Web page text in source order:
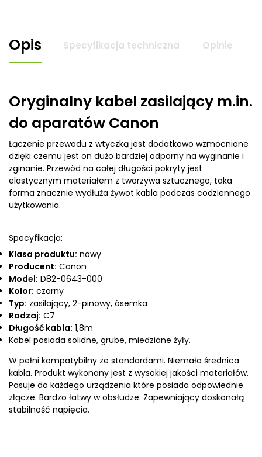
Opis Specyfikacja techniczna Opinie
Oryginalny kabel zasilający m.in.
do aparatów Canon
Łączenie przewodu z wtyczką jest dodatkowo wzmocnione
dzięki czemu jest on dużo bardziej odporny na wyginanie i
zginanie. Przewód na całej długości pokryty jest
elastycznym materiałem z tworzywa sztucznego, taka
forma znacznie wydłuża żywot kabla podczas codziennego
użytkowania.
Specyfikacja:
Klasa produktu: nowy
Producent: Canon
Model: D82-0643-000
Kolor: czarny
Typ: zasilający, 2-pinowy, ósemka
Rodzaj: C7
Długość kabla: 1,8m
Kabel posiada solidne, grube, miedziane żyły.
W pełni kompatybilny ze standardami. Niemała średnica
kabla. Produkt wykonany jest z wysokiej jakości materiałów.
Pasuje do każdego urządzenia które posiada odpowiednie
złącze. Bardzo łatwy w obsłudze. Zapewniający doskonałą
stabilność napięcia.